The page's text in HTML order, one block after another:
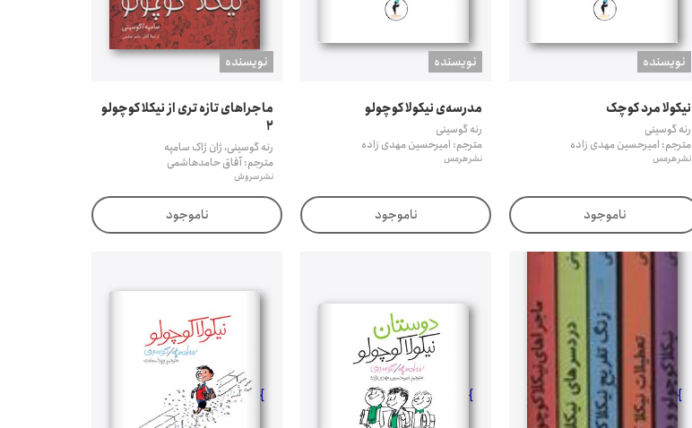
نويسنده
نیکولا مرد کوچک
رنه گوسینی
مترجم: امیرحسین مهدی زاده
نشر هرمس
ناموجود
نويسنده
مدرسه‌ی نیکولا کوچولو
رنه گوسینی
مترجم: امیرحسین مهدی زاده
نشر هرمس
ناموجود
نويسنده
ماجراهای تازه تری از نیکلا کوچولو
2
رنه گوسینی، ژان ژاک سامپه
مترجم: آفاق حامدهاشمی
نشر سروش
ناموجود
}
}
}